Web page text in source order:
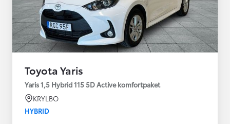
Toyota Yaris
Yaris 1,5 Hybrid 115 5D Active komfortpaket
KRYLBO
HYBRID